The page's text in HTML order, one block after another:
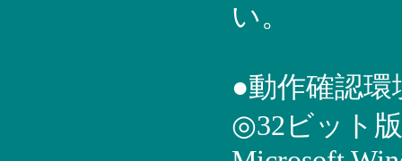
い。
●動作確認環
◎32ビット